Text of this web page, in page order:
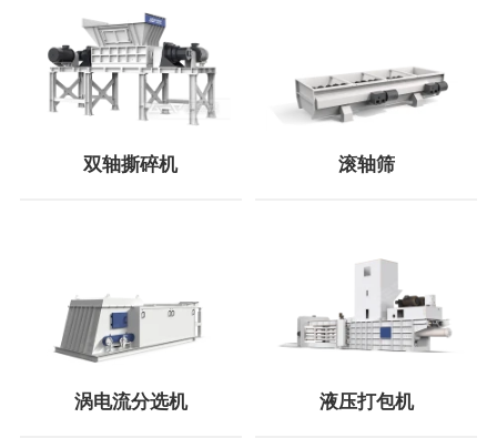
双轴撕碎机 滚轴筛
涡电流分选机 液压打包机